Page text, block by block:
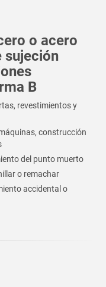
o acero
sujeción
B
revestimientos y
construcción
del punto muerto
o remachar
accidental o